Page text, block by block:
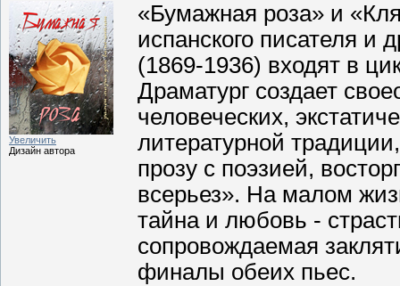
Увеличить
Дизайн автора
«Бумажная роза» и
испанского писателя и
(1869-1936) входят в
Драматург создает
человеческих,
литературной
прозу с поэзией,
всерьез». На малом
тайна и любовь -
сопровождаемая
финалы обеих пьес.